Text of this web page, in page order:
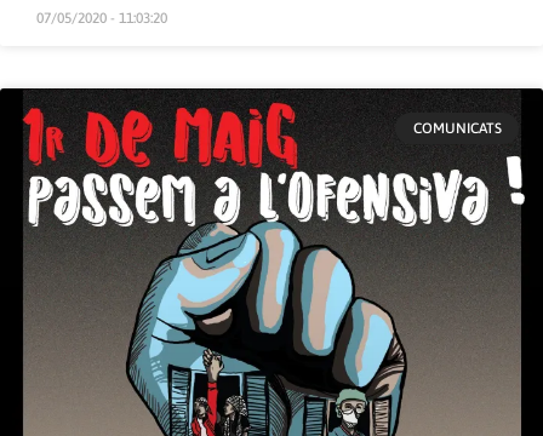
07/05/2020 - 11:03:20
COMUNICATS